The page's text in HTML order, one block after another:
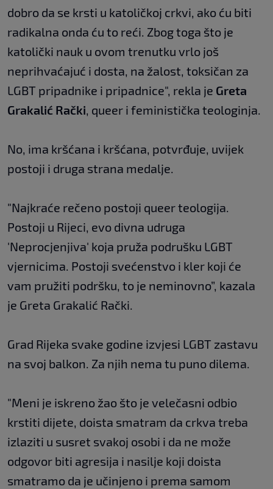
dobro da se krsti u katoličkoj crkvi, ako ću biti
radikalna onda ću to reći. Zbog toga što je
katolički nauk u ovom trenutku vrlo još
neprihvaćajuć i dosta, na žalost, toksičan za
LGBT pripadnike i pripadnice", rekla je Greta
Grakalić Rački, queer i feministička teologinja.
No, ima kršćana i kršćana, potvrđuje, uvijek
postoji i druga strana medalje.
"Najkraće rečeno postoji queer teologija.
Postoji u Rijeci, evo divna udruga
'Neprocjenjiva' koja pruža podrušku LGBT
vjernicima. Postoji svećenstvo i kler koji će
vam pružiti podršku, to je neminovno”, kazala
je Greta Grakalić Rački.
Grad Rijeka svake godine izvjesi LGBT zastavu
na svoj balkon. Za njih nema tu puno dilema.
"Meni je iskreno žao što je velečasni odbio
krstiti dijete, doista smatram da crkva treba
izlaziti u susret svakoj osobi i da ne može
odgovor biti agresija i nasilje koji doista
smatramo da je učinjeno i prema samom